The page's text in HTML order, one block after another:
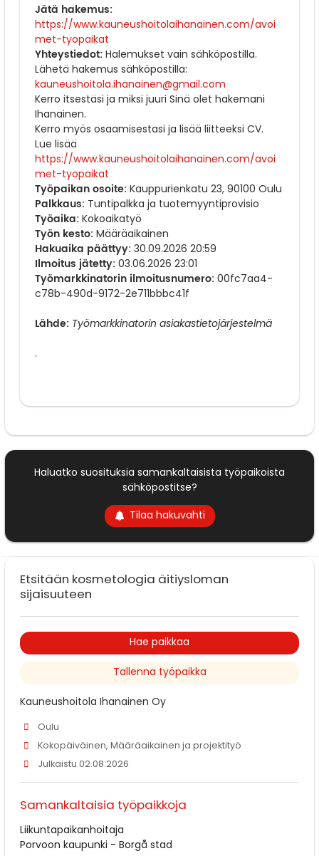
Jätä hakemus:
https://www.kauneushoitolaihanainen.com/avoi
met-tyopaikat
Yhteystiedot: Halemukset vain sähköpostilla.
Lähetä hakemus sähköpostilla:
kauneushoitola.ihanainen@gmail.com
Kerro itsestäsi ja miksi juuri Sinä olet hakemani
Ihanainen.
Kerro myös osaamisestasi ja lisää liitteeksi CV.
Lue lisää
https://www.kauneushoitolaihanainen.com/avoi
met-tyopaikat
Työpaikan osoite: Kauppurienkatu 23, 90100 Oulu
Palkkaus: Tuntipalkka ja tuotemyyntiprovisio
Työaika: Kokoaikatyö
Työn kesto: Määräaikainen
Hakuaika päättyy: 30.09.2026 20:59
Ilmoitus jätetty: 03.06.2026 23:01
Työmarkkinatorin ilmoitusnumero: 00fc7aa4-
c78b-490d-9172-2e711bbbc41f
Lähde: Työmarkkinatorin asiakastietojärjestelmä
.
Haluatko suosituksia samankaltaisista työpaikoista
sähköpostitse?
Tilaa hakuvahti
Etsitään kosmetologia äitiysloman
sijaisuuteen
Hae paikkaa
Tallenna työpaikka
Kauneushoitola Ihanainen Oy
Oulu
Kokopäiväinen, Määräaikainen ja projektityö
Julkaistu 02.08.2026
Samankaltaisia työpaikkoja
Liikuntapaikanhoitaja
Porvoon kaupunki - Borgå stad